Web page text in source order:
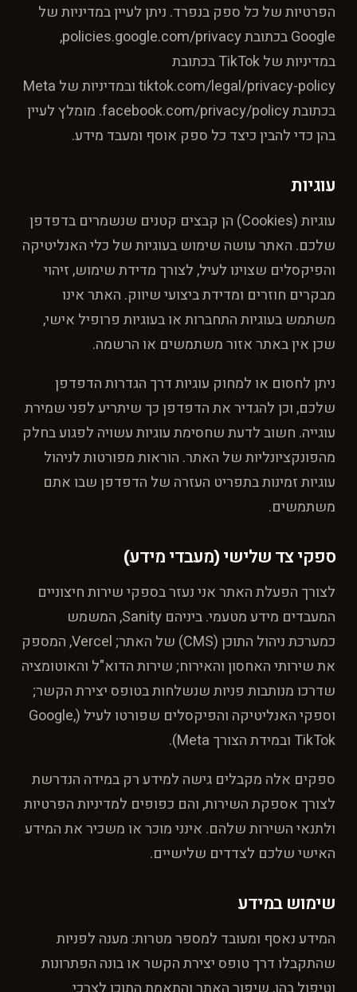
הפרטיות של כל ספק בנפרד. ניתן לעיין במדיניות של
Google בכתובת policies.google.com/privacy,
במדיניות של TikTok בכתובת
tiktok.com/legal/privacy-policy ובמדיניות של Meta
בכתובת facebook.com/privacy/policy. מומלץ לעיין
בהן כדי להבין כיצד כל ספק אוסף ומעבד מידע.
עוגיות
עוגיות (Cookies) הן קבצים קטנים שנשמרים בדפדפן
שלכם. האתר עושה שימוש בעוגיות של כלי האנליטיקה
והפיקסלים שצוינו לעיל, לצורך מדידת שימוש, זיהוי
מבקרים חוזרים ומדידת ביצועי שיווק. האתר אינו
משתמש בעוגיות התחברות או בעוגיות פרופיל אישי,
שכן אין באתר אזור משתמשים או הרשמה.
ניתן לחסום או למחוק עוגיות דרך הגדרות הדפדפן
שלכם, וכן להגדיר את הדפדפן כך שיתריע לפני שמירת
עוגייה. חשוב לדעת שחסימת עוגיות עשויה לפגוע בחלק
מהפונקציונליות של האתר. הוראות מפורטות לניהול
עוגיות זמינות בתפריט העזרה של הדפדפן שבו אתם
משתמשים.
ספקי צד שלישי (מעבדי מידע)
לצורך הפעלת האתר אני נעזר בספקי שירות חיצוניים
המעבדים מידע מטעמי. ביניהם Sanity, המשמש
כמערכת ניהול התוכן (CMS) של האתר; Vercel, המספק
את שירותי האחסון והאירוח; שירות הדוא"ל והאוטומציה
שדרכו מנותבות פניות שנשלחות בטופס יצירת הקשר;
וספקי האנליטיקה והפיקסלים שפורטו לעיל (Google,
TikTok ובמידת הצורך Meta).
ספקים אלה מקבלים גישה למידע רק במידה הנדרשת
לצורך אספקת השירות, והם כפופים למדיניות הפרטיות
ולתנאי השירות שלהם. אינני מוכר או משכיר את המידע
האישי שלכם לצדדים שלישיים.
שימוש במידע
המידע נאסף ומעובד למספר מטרות: מענה לפניות
שהתקבלו דרך טופס יצירת הקשר או בונה הפתרונות